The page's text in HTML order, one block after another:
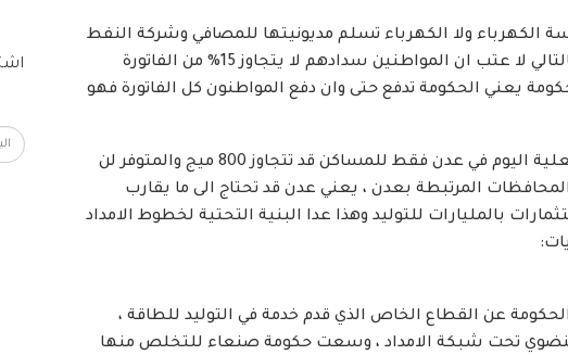
الكهرباء ولا الكهرباء تسلم مديونيتها للمصافي وشركة النفط
ولا شركة النفط تسدد مديونيتها للمصافي …. بالتالي لا عتب ان المواطنين سدادهم لا يتجاوز 15% من الفاتورة
يعني الحكومة تدفع حتى وان دفع المواطنون كل الفاتورة فهو
لا يتوقف العجز هنا ، بل متطلبات الكهرباء الفعلية اليوم في عدن فقط للمساكن قد تتجاوز 800 ميج والمتوفر لن
المرتبطة بعدن ، يعني عدن قد تحتاج الى ما يقارب
بالمليارات للتوليد وهذا عدا البنية التحتية لخطوط الامداد
عن القطاع الخاص الذي قدم خدمة في التوليد للطاقة ،
ينضوي تحت شبكة الامداد ، وسعت حكومة صنعاء للتخلص منها